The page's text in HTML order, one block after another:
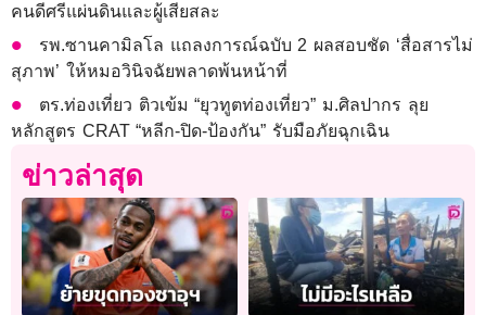
คนดีศรีแผ่นดินและผู้เสียสละ
รพ.ซานคามิลโล แถลงการณ์ฉบับ 2 ผลสอบชัด ‘สื่อสารไม่
สุภาพ’ ให้หมอวินิจฉัยพลาดพ้นหน้าที่
ตร.ท่องเที่ยว ติวเข้ม “ยุวทูตท่องเที่ยว” ม.ศิลปากร ลุย
หลักสูตร CRAT “หลีก-ปิด-ป้องกัน” รับมือภัยฉุกเฉิน
ข่าวล่าสุด